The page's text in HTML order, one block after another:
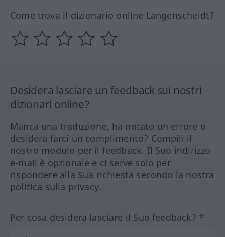
Come trova il dizionario online Langenscheidt?
Desidera lasciare un feedback sui nostri
dizionari online?
Manca una traduzione, ha notato un errore o
desidera farci un complimento? Compili il
nostro modulo per il feedback. Il Suo indirizzo
e-mail è opzionale e ci serve solo per
rispondere alla Sua richiesta secondo la nostra
politica sulla privacy.
Per cosa desidera lasciare il Suo feedback? *